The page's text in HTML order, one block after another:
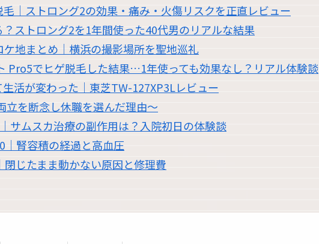
｜ストロング2の効果・痛み・火傷リスクを正直レビュー
ストロング2を1年間使った40代男のリアルな結果
地まとめ｜横浜の撮影場所を聖地巡礼
Pro5でヒゲ脱毛した結果…1年使っても効果なし？リアル体験談
活が変わった｜東芝TW-127XP3Lレビュー
立を断念し休職を選んだ理由〜
サムスカ治療の副作用は？入院初日の体験談
腎容積の経過と高血圧
じたまま動かない原因と修理費